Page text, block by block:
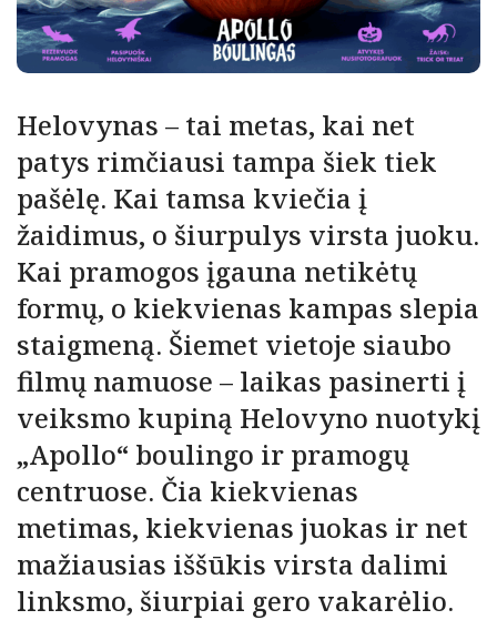
Helovynas – tai metas, kai net
patys rimčiausi tampa šiek tiek
pašėlę. Kai tamsa kviečia į
žaidimus, o šiurpulys virsta juoku.
Kai pramogos įgauna netikėtų
formų, o kiekvienas kampas slepia
staigmeną. Šiemet vietoje siaubo
filmų namuose – laikas pasinerti į
veiksmo kupiną Helovyno nuotykį
„Apollo“ boulingo ir pramogų
centruose. Čia kiekvienas
metimas, kiekvienas juokas ir net
mažiausias iššūkis virsta dalimi
linksmo, šiurpiai gero vakarėlio.